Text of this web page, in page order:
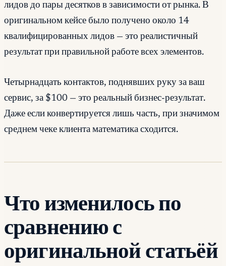
лидов до пары десятков в зависимости от рынка. В
оригинальном кейсе было получено около 14
квалифицированных лидов — это реалистичный
результат при правильной работе всех элементов.
Четырнадцать контактов, поднявших руку за ваш
сервис, за $100 — это реальный бизнес-результат.
Даже если конвертируется лишь часть, при значимом
среднем чеке клиента математика сходится.
Что изменилось по
сравнению с
оригинальной статьёй